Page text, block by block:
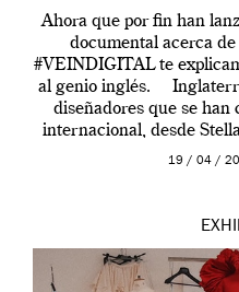
Ahora que por fin han
documental acerca
#VEINDIGITAL te
al genio inglés.
diseñadores que se
internacional, desde
19 / 04 /